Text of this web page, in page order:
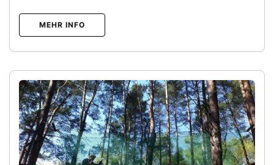
MEHR INFO